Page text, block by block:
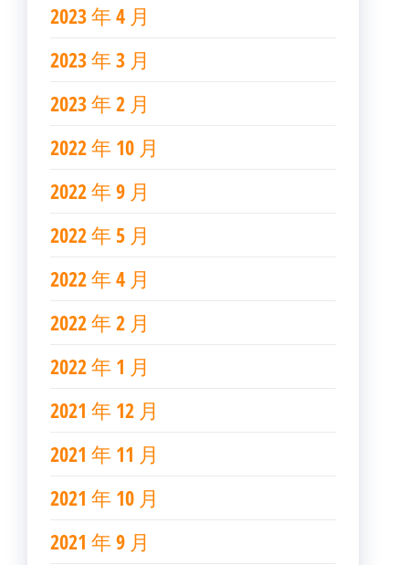
2023 年 4 月
2023 年 3 月
2023 年 2 月
2022 年 10 月
2022 年 9 月
2022 年 5 月
2022 年 4 月
2022 年 2 月
2022 年 1 月
2021 年 12 月
2021 年 11 月
2021 年 10 月
2021 年 9 月